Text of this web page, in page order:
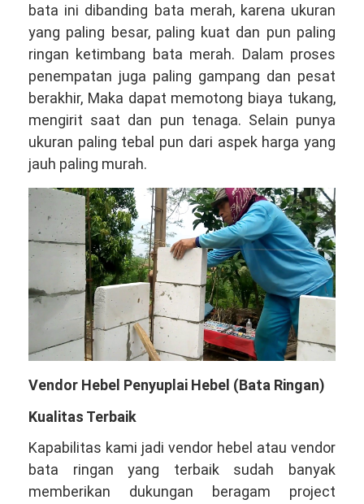
bata ini dibanding bata merah, karena ukuran
yang paling besar, paling kuat dan pun paling
ringan ketimbang bata merah. Dalam proses
penempatan juga paling gampang dan pesat
berakhir, Maka dapat memotong biaya tukang,
mengirit saat dan pun tenaga. Selain punya
ukuran paling tebal pun dari aspek harga yang
jauh paling murah.
Vendor Hebel Penyuplai Hebel (Bata Ringan)
Kualitas Terbaik
Kapabilitas kami jadi vendor hebel atau vendor
bata ringan yang terbaik sudah banyak
memberikan dukungan beragam project